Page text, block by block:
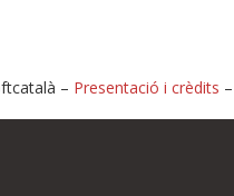
o
– Presentació i crèdits